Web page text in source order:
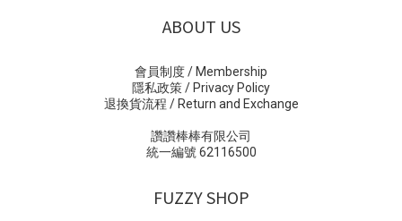
ABOUT US
會員制度 / Membership
隱私政策 / Privacy Policy
退換貨流程 / Return and Exchange
讚讚棒棒有限公司
統一編號 62116500
FUZZY SHOP